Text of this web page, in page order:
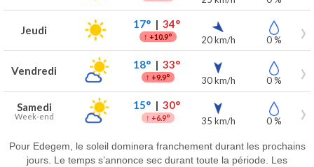
Jeudi 17°| 34°
↑ +10.9° 20 km/h 0 %
Vendredi 18°| 33°
↑ +9.9° 30 km/h 0 %
Samedi
Week-end
15°| 30°
↑ +6.9° 35 km/h 0 %
Pour Edegem, le soleil dominera franchement durant les prochains
jours. Le temps s’annonce sec durant toute la période. Les